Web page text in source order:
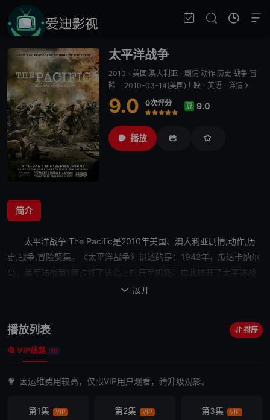
太平洋战争
2010 · 美国,澳大利亚 · 剧情 动作 历史 战争 冒
险 · 2010-03-14(美国)上映 · 英语 · 详情
9.0 0次评分
很差
较差
还行推荐力荐
豆 9.0
播放
简介
太平洋战争 The Pacific是2010年美国、澳大利亚剧情,动作,历
史,战争,冒险聚集。《太平洋战争》讲述的是：1942年，瓜达卡纳尔
岛，美军陆战第1师占领了该岛上的日军机场，由此拉开了太平洋战
上的战略对日大反攻。三个美军海军陆战队士兵莱基、斯莱治和巴
杀式的袭击。从惨烈的瓜达卡纳尔岛战役、格洛斯特角登陆战，及热
带丛林战役，贝里琉岛争夺战，到硫磺岛战役直至冲绳岛战役。莱基
罗 Joseph Mazzello 饰）和巴斯龙（乔恩·塞达 Jon Seda 饰）见证
的战斗中牺牲。作为最贵的二战美剧，HBO为此耗资2.23亿美元，这
 展开
播放列表 排序
VIP线路 10
因运维费用较高，仅限VIP用户观看，请升级观影。
第1集 VIP 第2集 VIP 第3集 VIP